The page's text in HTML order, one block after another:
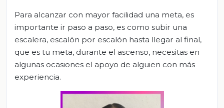
Para alcanzar con mayor facilidad una meta, es
importante ir paso a paso, es como subir una
escalera, escalón por escalón hasta llegar al final,
que es tu meta, durante el ascenso, necesitas en
algunas ocasiones el apoyo de alguien con más
experiencia.